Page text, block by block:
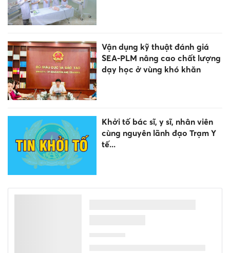
Vận dụng kỹ thuật đánh giá
SEA-PLM nâng cao chất lượng
dạy học ở vùng khó khăn
Khởi tố bác sĩ, y sĩ, nhân viên
cùng nguyên lãnh đạo Trạm Y
tế...